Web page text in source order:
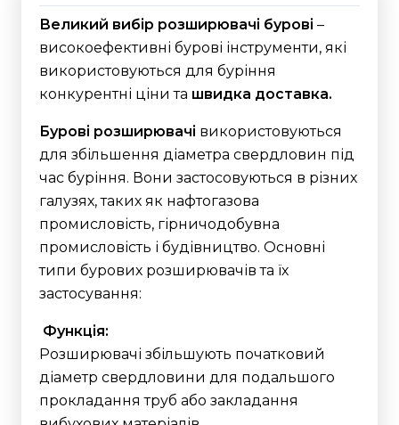
Великий вибір розширювачі бурові –
високоефективні бурові інструменти, які
використовуються для буріння
конкурентні ціни та швидка доставка.
Бурові розширювачі використовуються
для збільшення діаметра свердловин під
час буріння. Вони застосовуються в різних
галузях, таких як нафтогазова
промисловість, гірничодобувна
промисловість і будівництво. Основні
типи бурових розширювачів та їх
застосування:
Функція:
Розширювачі збільшують початковий
діаметр свердловини для подальшого
прокладання труб або закладання